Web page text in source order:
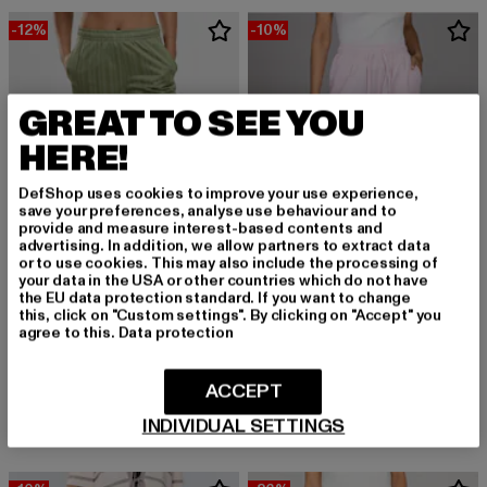
-12%
Derzeitiger Preis: 43,99 EURAktionspreis: 49,99 EUR
-10%
Pinstripe
40,49 EUR
Derzeitiger Preis: 40,49 EUR
GREAT TO SEE YOU
HERE!
DefShop uses cookies to improve your use experience,
save your preferences, analyse use behaviour and to
provide and measure interest-based contents and
advertising. In addition, we allow partners to extract data
or to use cookies. This may also include the processing of
your data in the USA or other countries which do not have
the EU data protection standard. If you want to change
this, click on "Custom settings". By clicking on "Accept" you
agree to this. Data protection
INDIVIDUAL SETTINGS
ACCEPT